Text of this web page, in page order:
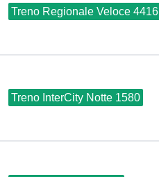
Treno Regionale Veloce 4416
Treno InterCity Notte 1580